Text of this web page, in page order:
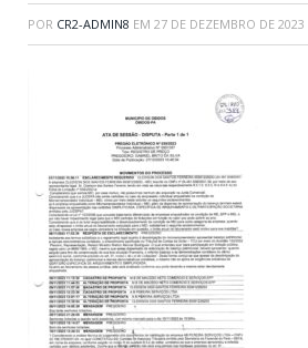
POR CR2-ADMIN8 EM 27 DE DEZEMBRO DE 2023